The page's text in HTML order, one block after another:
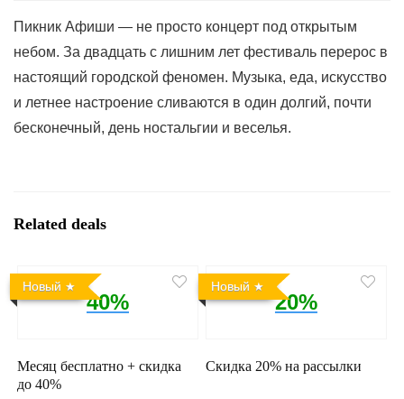
Пикник Афиши — не просто концерт под открытым
небом. За двадцать с лишним лет фестиваль перерос в
настоящий городской феномен. Музыка, еда, искусство
и летнее настроение сливаются в один долгий, почти
бесконечный, день ностальгии и веселья.
Related deals
Новый
40%
Месяц бесплатно + скидка
до 40%
Новый
20%
Скидка 20% на рассылки